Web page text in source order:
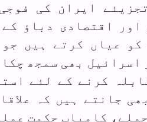
ایران کی
اور اقتصادی دباؤ
کو عیاں کرتے ہیں
اسرائیل بھی سمجھ
کرنے کے لئے
جانتے ہیں کہ
کامیاب حکمت